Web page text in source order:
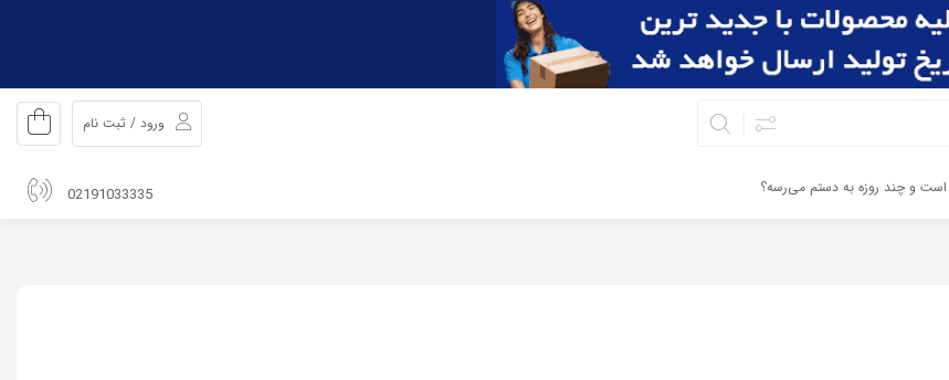
ورود / ثبت نام
است و چند روزه به دستم می‌رسه؟ 02191033335